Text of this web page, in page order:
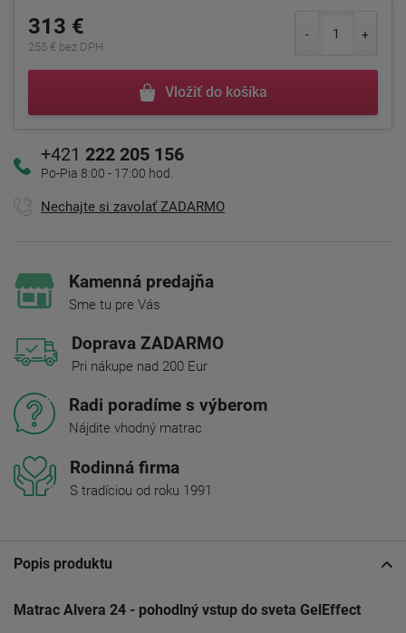
313 €
255 € bez DPH
Vložiť do košíka
+421 222 205 156
Po-Pia 8:00 - 17:00 hod.
Nechajte si zavolať ZADARMO
Kamenná predajňa
Sme tu pre Vás
Doprava ZADARMO
Pri nákupe nad 200 Eur
Radi poradíme s výberom
Nájdite vhodný matrac
Rodinná firma
S tradíciou od roku 1991
Popis produktu
Matrac Alvera 24 - pohodlný vstup do sveta GelEffect